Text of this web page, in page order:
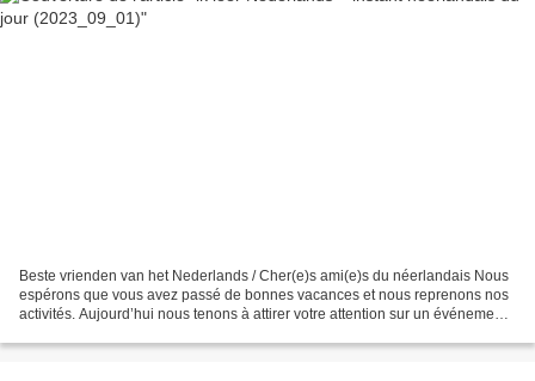
Beste vrienden van het Nederlands / Cher(e)s ami(e)s du néerlandais Nous
espérons que vous avez passé de bonnes vacances et nous reprenons nos
activités. Aujourd’hui nous tenons à attirer votre attention sur un événement